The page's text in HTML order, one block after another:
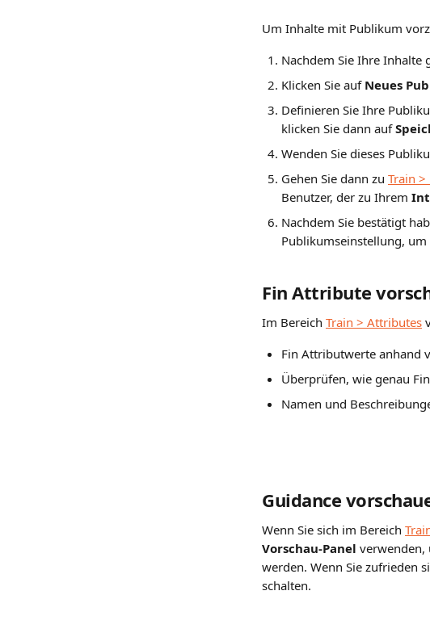
Um Inhalte mit Publikum
Nachdem Sie Ihre Inhalte
Klicken Sie auf Neues
Definieren Sie Ihre
klicken Sie dann auf
Wenden Sie dieses
Gehen Sie dann zu Train >
Benutzer, der zu Ihrem
Nachdem Sie bestätigt
Publikumseinstellung,
Fin Attribute
Im Bereich Train > Attributes
Fin Attributwerte anhand
Überprüfen, wie genau
Namen und
Guidance
Wenn Sie sich im Bereich
Vorschau-Panel verwenden,
werden. Wenn Sie zufrieden
schalten.